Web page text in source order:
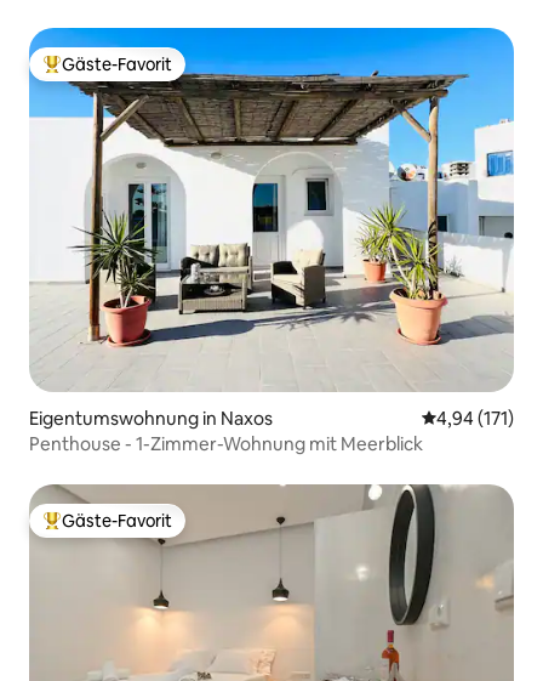
Beliebter Gäste-Favorit.
Gäste-Favorit
Eigentumswohnung in Naxos
4,94 (171)
Penthouse - 1-Zimmer-Wohnung mit Meerblick
Beliebter Gäste-Favorit.
Gäste-Favorit